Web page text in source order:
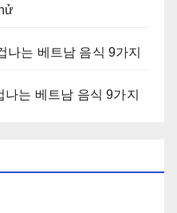
나는 베트남 음식 9가지
나는 베트남 음식 9가지